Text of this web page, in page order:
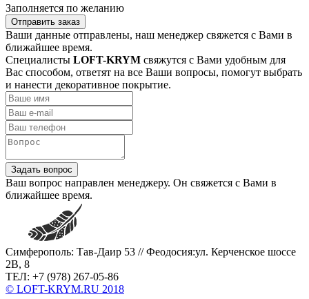
Заполняется по желанию
Отправить заказ
Ваши данные отправлены, наш менеджер свяжется с Вами в
ближайшее время.
Специалисты LOFT-KRYM свяжутся с Вами удобным для
Вас способом, ответят на все Ваши вопросы, помогут выбрать
и нанести декоративное покрытие.
Задать вопрос
Ваш вопрос направлен менеджеру. Он свяжется с Вами в
ближайшее время.
Симферополь: Тав-Даир 53 // Феодосия:ул. Керченское шоссе
2В, 8
ТЕЛ: +7 (978) 267-05-86
© LOFT-KRYM.RU 2018